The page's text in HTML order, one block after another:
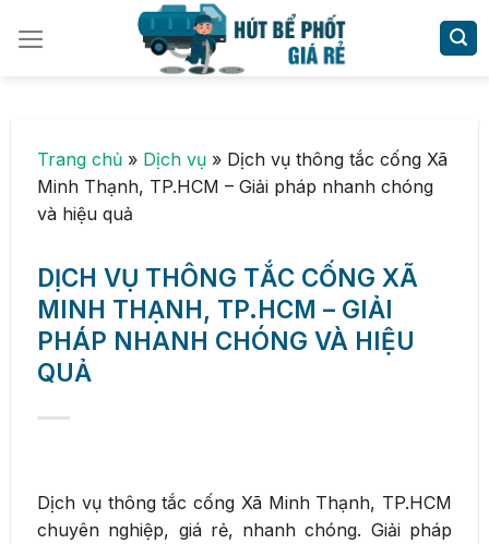
Trang chủ » Dịch vụ » Dịch vụ thông tắc cống Xã
Minh Thạnh, TP.HCM – Giải pháp nhanh chóng
và hiệu quả
DỊCH VỤ THÔNG TẮC CỐNG XÃ
MINH THẠNH, TP.HCM – GIẢI
PHÁP NHANH CHÓNG VÀ HIỆU
QUẢ
Dịch vụ thông tắc cống Xã Minh Thạnh, TP.HCM
chuyên nghiệp, giá rẻ, nhanh chóng. Giải pháp